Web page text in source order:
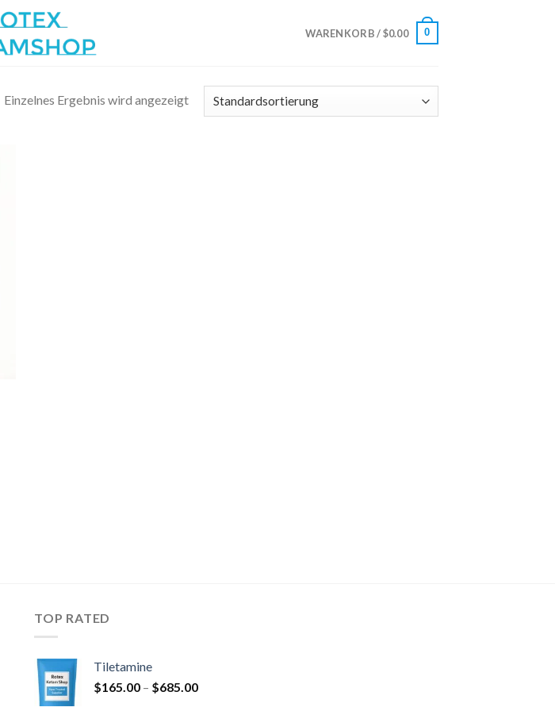
WARENKORB /$0.00 0
Einzelnes Ergebnis wird angezeigt
TOP RATED
Tiletamine
$165.00 – $685.00Preisspanne: